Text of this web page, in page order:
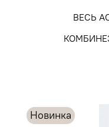
ВЕСЬ
Новинка